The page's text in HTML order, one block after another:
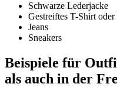
Schwarze Lederjacke
Gestreiftes T-Shirt
Jeans
Sneakers
Beispiele für
als auch in der